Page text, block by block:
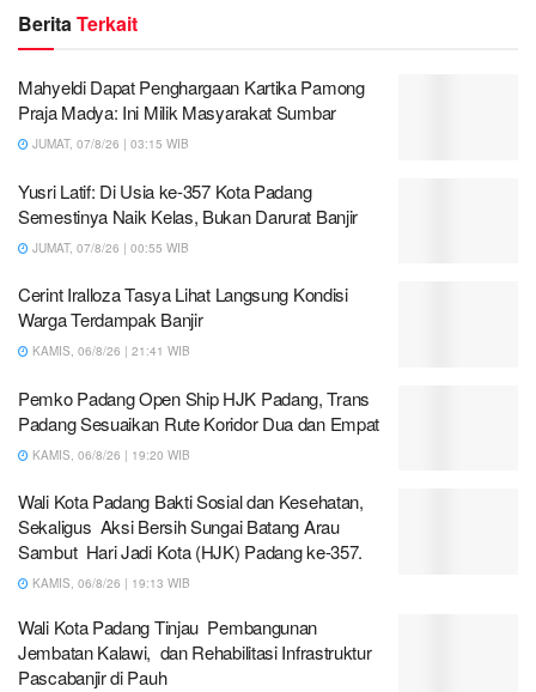
BeritaTerkait
Mahyeldi Dapat Penghargaan Kartika Pamong
Praja Madya: Ini Milik Masyarakat Sumbar
JUMAT, 07/8/26 | 03:15 WIB
Yusri Latif: Di Usia ke-357 Kota Padang
Semestinya Naik Kelas, Bukan Darurat Banjir
JUMAT, 07/8/26 | 00:55 WIB
Cerint Iralloza Tasya Lihat Langsung Kondisi
Warga Terdampak Banjir
KAMIS, 06/8/26 | 21:41 WIB
Pemko Padang Open Ship HJK Padang, Trans
Padang Sesuaikan Rute Koridor Dua dan Empat
KAMIS, 06/8/26 | 19:20 WIB
Wali Kota Padang Bakti Sosial dan Kesehatan,
Sekaligus Aksi Bersih Sungai Batang Arau
Sambut Hari Jadi Kota (HJK) Padang ke-357.
KAMIS, 06/8/26 | 19:13 WIB
Wali Kota Padang Tinjau Pembangunan
Jembatan Kalawi, dan Rehabilitasi Infrastruktur
Pascabanjir di Pauh